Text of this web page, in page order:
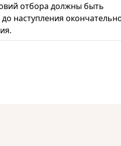
отбора должны быть
наступления